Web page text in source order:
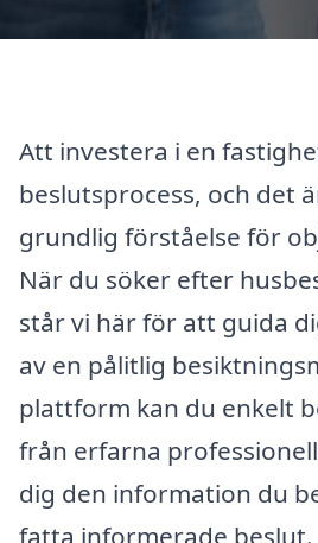
Att investera i en
beslutsprocess, och det
grundlig förståelse för
När du söker efter
står vi här för att guida
av en pålitlig
plattform kan du enkelt
från erfarna
dig den information du
fatta informerade beslut.